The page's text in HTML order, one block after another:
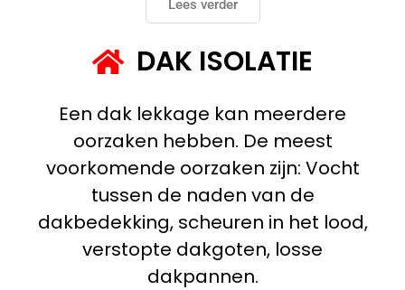
Lees verder
DAK ISOLATIE
Een dak lekkage kan meerdere
oorzaken hebben. De meest
voorkomende oorzaken zijn: Vocht
tussen de naden van de
dakbedekking, scheuren in het lood,
verstopte dakgoten, losse
dakpannen.